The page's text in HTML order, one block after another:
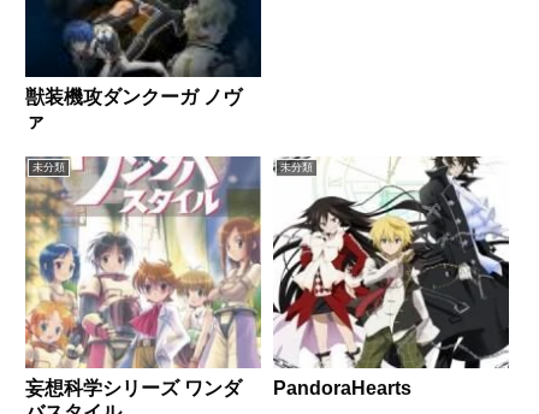
獣装機攻ダンクーガ ノヴ
ァ
未分類
妄想科学シリーズ ワンダ
未分類
PandoraHearts